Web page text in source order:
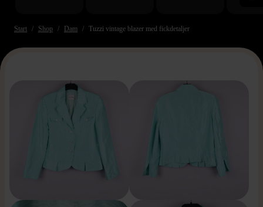
Start Shop Dam Tuzzi vintage blazer med fickdetaljer